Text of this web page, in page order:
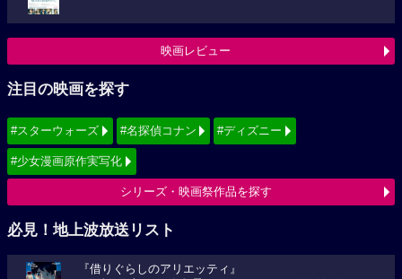
映画レビュー
注目の映画を探す
#スターウォーズ #名探偵コナン #ディズニー
#少女漫画原作実写化
シリーズ・映画祭作品を探す
必見！地上波放送リスト
『借りぐらしのアリエッティ』